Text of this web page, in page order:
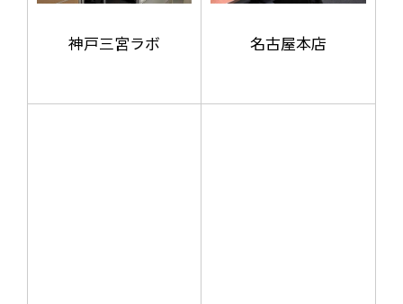
神戸三宮ラボ 名古屋本店